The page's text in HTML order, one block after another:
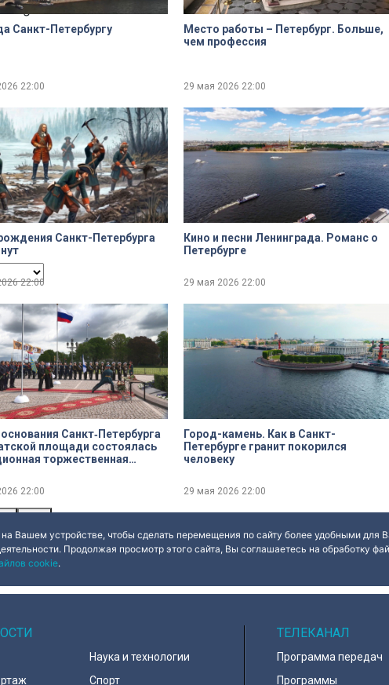
and close the window.
Санкт-Петербургу
22:00
Место работы – Петербург. Больше,
чем профессия
29 мая 2026 22:00
Санкт-Петербурга
22:00
Кино и песни Ленинграда. Романс о
Петербурге
29 мая 2026 22:00
Санкт‑Петербурга
площади состоялась
торжественная
22:00
Город-камень. Как в Санкт-
Петербурге гранит покорился
человеку
29 мая 2026 22:00
Вашем устройстве, чтобы сделать перемещения по сайту более удобными для
Продолжая просмотр этого сайта, Вы соглашаетесь на обработку
cookie.
Наука и технологии
Спорт
ТЕЛЕКАНАЛ
Программа передач
Программы